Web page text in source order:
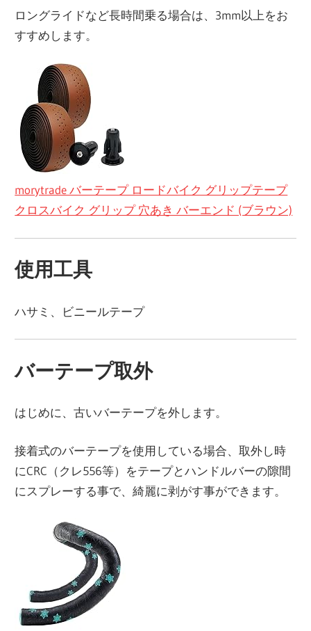
ロングライドなど長時間乗る場合は、3mm以上をお
すすめします。
morytrade バーテープ ロードバイク グリップテープ
クロスバイク グリップ 穴あき バーエンド (ブラウン)
使用工具
ハサミ、ビニールテープ
バーテープ取外
はじめに、古いバーテープを外します。
接着式のバーテープを使用している場合、取外し時
にCRC（クレ556等）をテープとハンドルバーの隙間
にスプレーする事で、綺麗に剥がす事ができます。